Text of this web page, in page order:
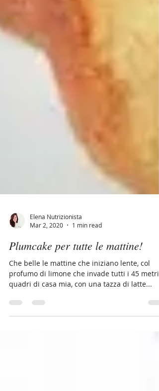
Mar 2, 2020
1 min read
Plumcake per tutte le mattine!
Che belle le mattine che iniziano lente, col
quadri di casa mia, con una tazza di latte...